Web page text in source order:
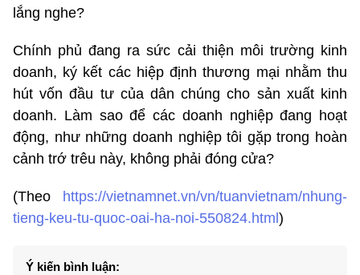
lắng nghe?
Chính phủ đang ra sức cải thiện môi trường kinh
doanh, ký kết các hiệp định thương mại nhằm thu
hút vốn đầu tư của dân chúng cho sản xuất kinh
doanh. Làm sao để các doanh nghiệp đang hoạt
động, như những doanh nghiệp tôi gặp trong hoàn
cảnh trớ trêu này, không phải đóng cửa?
(Theo https://vietnamnet.vn/vn/tuanvietnam/nhung-
tieng-keu-tu-quoc-oai-ha-noi-550824.html )
Ý kiến bình luận: